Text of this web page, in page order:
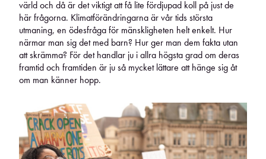
värld och då är det viktigt att få lite fördjupad koll på just de
här frågorna. Klimatförändringarna är vår tids största
utmaning, en ödesfråga för mänskligheten helt enkelt. Hur
närmar man sig det med barn? Hur ger man dem fakta utan
att skrämma? För det handlar ju i allra högsta grad om deras
framtid och framtiden är ju så mycket lättare att hänge sig åt
om man känner hopp.